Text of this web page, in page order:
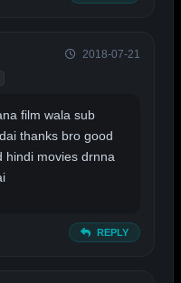
2018-07-21
film wala sub
thanks bro good
hindi movies drnna
REPLY